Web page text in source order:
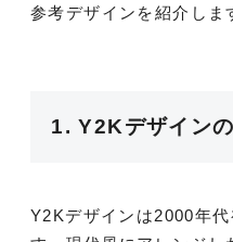
参考デザインを紹介しま
1. Y2Kデザイン
Y2Kデザインは2000年